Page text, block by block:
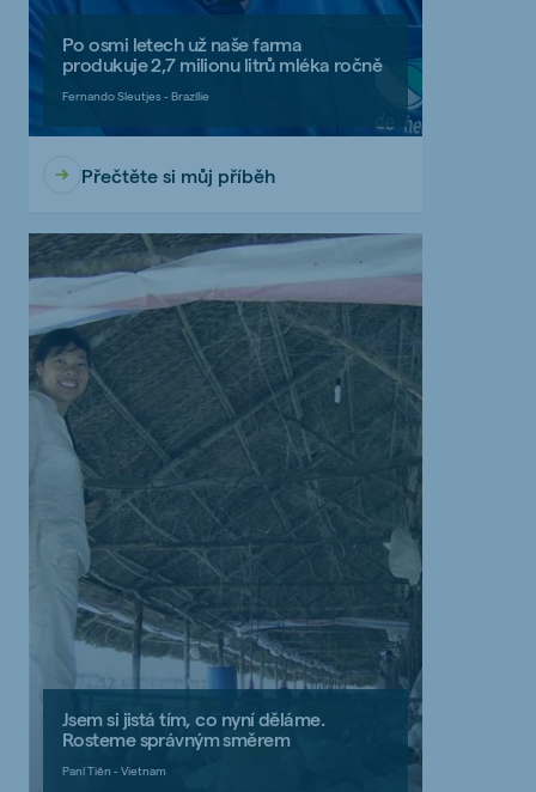
Po osmi letech už naše farma
produkuje 2,7 milionu litrů mléka ročně
Fernando Sleutjes - Brazílie
Přečtěte si můj příběh
Jsem si jistá tím, co nyní děláme.
Rosteme správným směrem
Paní Tiên - Vietnam